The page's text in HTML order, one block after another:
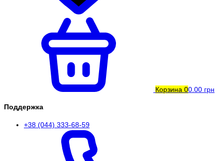
Корзина 00.00 грн
Поддержка
+38 (044) 333-68-59